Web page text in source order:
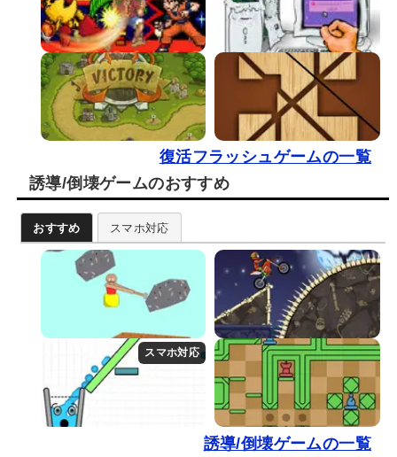
復活フラッシュゲームの一覧
誘導/倒壊ゲームのおすすめ
おすすめ スマホ対応
誘導/倒壊ゲームの一覧